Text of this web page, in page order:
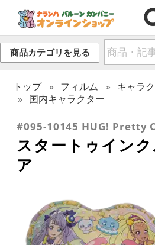
商品カテゴリを見る
トップ フィルム
キャラ
国内キャラクター
#095-10145 HUG! Pretty
スタートゥイン
ア